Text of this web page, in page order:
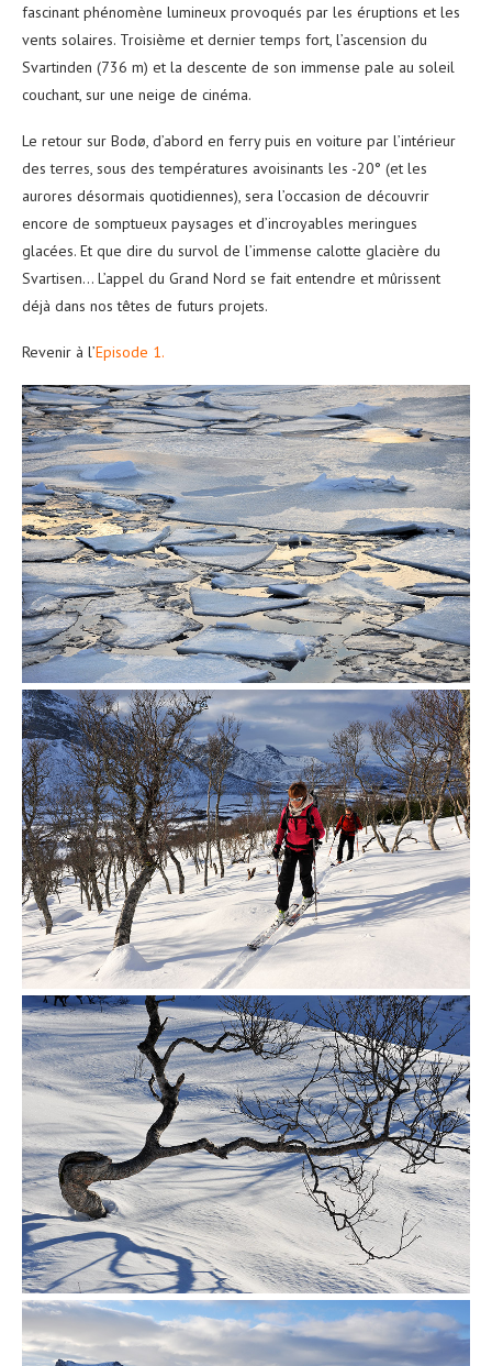
fascinant phénomène lumineux provoqués par les éruptions et les
vents solaires. Troisième et dernier temps fort, l’ascension du
Svartinden (736 m) et la descente de son immense pale au soleil
couchant, sur une neige de cinéma.
Le retour sur Bodø, d’abord en ferry puis en voiture par l’intérieur
des terres, sous des températures avoisinants les -20° (et les
aurores désormais quotidiennes), sera l’occasion de découvrir
encore de somptueux paysages et d’incroyables meringues
glacées. Et que dire du survol de l’immense calotte glacière du
Svartisen… L’appel du Grand Nord se fait entendre et mûrissent
déjà dans nos têtes de futurs projets.
Revenir à l’Episode 1.